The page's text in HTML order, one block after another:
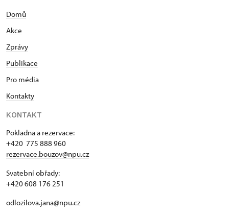
Domů
Akce
Zprávy
Publikace
Pro média
Kontakty
KONTAKT
Pokladna a rezervace:
+420 775 888 960
rezervace.bouzov@npu.cz
Svatební obřady:
+420 608 176 251
odlozilova.jana@npu.cz